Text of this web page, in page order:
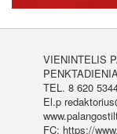
VIENINTELIS
TEL. 8 620
El.p
FC: https://